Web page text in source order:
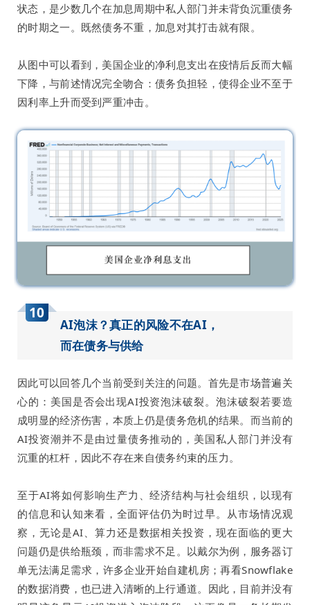
状态，是少数几个在加息周期中私人部门并未背负沉重债务
的时期之一。既然债务不重，加息对其打击就有限。
从图中可以看到，美国企业的净利息支出在疫情后反而大幅
下降，与前述情况完全吻合：债务负担轻，使得企业不至于
因利率上升而受到严重冲击。
10
AI泡沫？真正的风险不在AI，
而在债务与供给
因此可以回答几个当前受到关注的问题。首先是市场普遍关
心的：美国是否会出现AI投资泡沫破裂。泡沫破裂若要造
成明显的经济伤害，本质上仍是债务危机的结果。而当前的
AI投资潮并不是由过量债务推动的，美国私人部门并没有
沉重的杠杆，因此不存在来自债务约束的压力。
至于AI将如何影响生产力、经济结构与社会组织，以现有
的信息和认知来看，全面评估仍为时过早。从市场情况观
察，无论是AI、算力还是数据相关投资，现在面临的更大
问题仍是供给瓶颈，而非需求不足。以戴尔为例，服务器订
单无法满足需求，许多企业开始自建机房；再看Snowflake
的数据消费，也已进入清晰的上行通道。因此，目前并没有